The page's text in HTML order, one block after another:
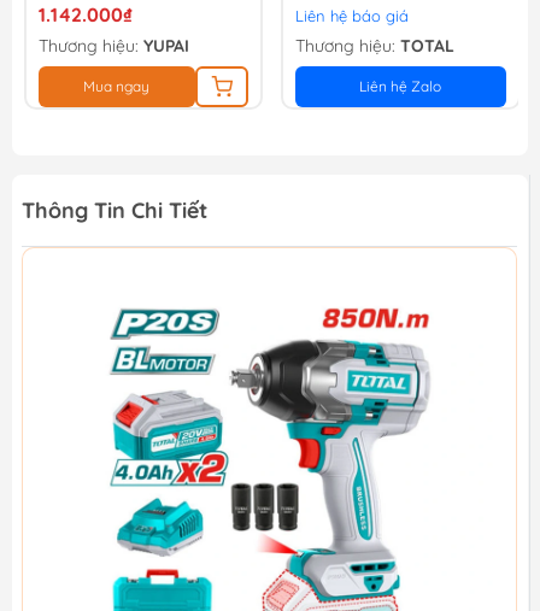
1.142.000₫
Thương hiệu: YUPAI
Mua ngay
Liên hệ báo giá
Thương hiệu: TOTAL
Liên hệ Zalo
Thông Tin Chi Tiết